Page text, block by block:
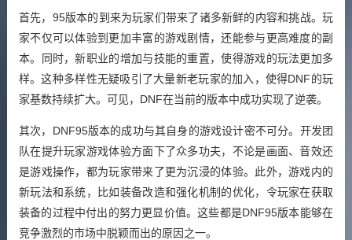
首先，95版本的到来为玩家们带来了诸多新鲜的内容和挑战。玩
家不仅可以体验到更加丰富的游戏剧情，还能参与更高难度的副
本。同时，新职业的增加与技能的重置，使得游戏的玩法更加多
样。这种多样性无疑吸引了大量新老玩家的加入，使得DNF的玩
家基数持续扩大。可见，DNF在当前的版本中成功实现了逆袭。
其次，DNF95版本的成功与其自身的游戏设计密不可分。开发团
队在提升玩家游戏体验方面下了众多功夫，不论是画面、音效还
是游戏操作，都为玩家带来了更为沉浸的体验。此外，游戏内的
新玩法和系统，比如装备改造和强化机制的优化，令玩家在获取
装备的过程中付出的努力更显价值。这些都是DNF95版本能够在
竞争激烈的市场中脱颖而出的原因之一。